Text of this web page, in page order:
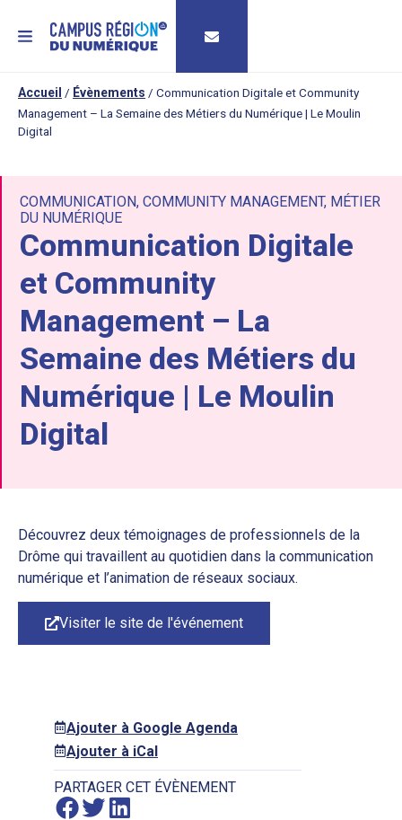
MENU
Accueil / Évènements / Communication Digitale et Community
Management – La Semaine des Métiers du Numérique | Le Moulin
Digital
COMMUNICATION, COMMUNITY MANAGEMENT, MÉTIER
DU NUMÉRIQUE
Communication Digitale
et Community
Management – La
Semaine des Métiers du
Numérique | Le Moulin
Digital
Découvrez deux témoignages de professionnels de la
Drôme qui travaillent au quotidien dans la communication
numérique et l’animation de réseaux sociaux.
Visiter le site de l'événement
Ajouter à Google Agenda
Ajouter à iCal
PARTAGER CET ÉVÈNEMENT